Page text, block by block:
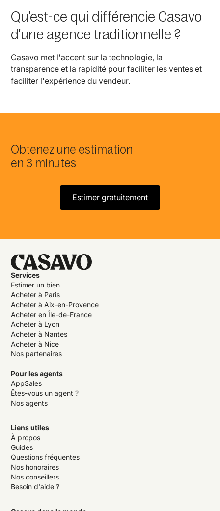
Qu'est-ce qui différencie Casavo
d'une agence traditionnelle ?
Casavo met l'accent sur la technologie, la
transparence et la rapidité pour faciliter les ventes et
faciliter l'expérience du vendeur.
Obtenez une estimation
en 3 minutes
Estimer gratuitement
Services
Estimer un bien
Acheter à Paris
Acheter à Aix-en-Provence
Acheter en Île-de-France
Acheter à Lyon
Acheter à Nantes
Acheter à Nice
Nos partenaires
Pour les agents
AppSales
Êtes-vous un agent ?
Nos agents
Liens utiles
À propos
Guides
Questions fréquentes
Nos honoraires
Nos conseillers
Besoin d'aide ?